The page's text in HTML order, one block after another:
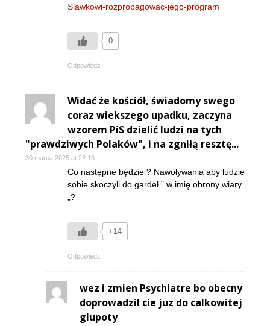
Slawkowi-rozpropagowac-jego-program
0
Odpowiedz
Widać że kościół, świadomy swego
coraz wiekszego upadku, zaczyna
wzorem PiS dzielić ludzi na tych
"prawdziwych Polaków", i na zgniłą resztę...
30 marca 2025 at 22:16
Co następne będzie ? Nawoływania aby ludzie
sobie skoczyli do gardeł ” w imię obrony wiary
„?
+14
Odpowiedz
wez i zmien Psychiatre bo obecny
doprowadzil cie juz do calkowitej
glupoty